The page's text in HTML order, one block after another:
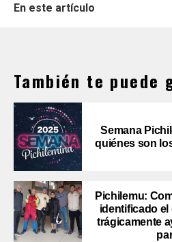
En este artículo
También te puede
Semana
quiénes son
Pichilemu:
identificado
trágicamente